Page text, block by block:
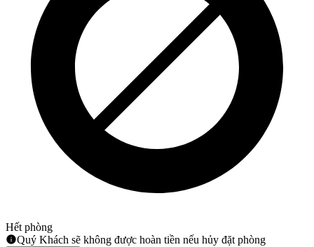
Hết phòng
Quý Khách sẽ không được hoàn tiền nếu hủy đặt phòng